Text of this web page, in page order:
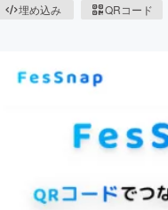
埋め込み QRコード